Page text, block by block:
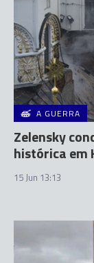
A GUERRA
Zelensky
histórica em
15 Jun 13:13